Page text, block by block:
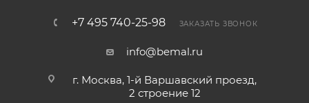
+7 495 740-25-98 ЗАКАЗАТЬ ЗВОНОК
info@bemal.ru
г. Москва, 1-й Варшавский проезд,
2 строение 12